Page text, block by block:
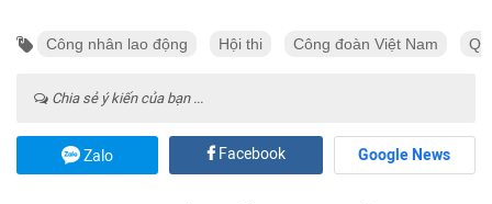
Công nhân lao động Hội thi Công đoàn Việt Nam
Chia sẻ ý kiến của bạn ...
Zalo Facebook Google News